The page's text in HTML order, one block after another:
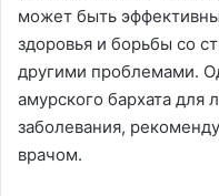
может быть
здоровья и борьбы со
другими проблемами.
амурского бархата для
заболевания,
врачом.